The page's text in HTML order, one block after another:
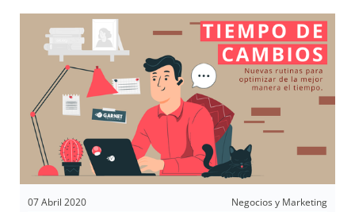
ocasionados
por ráfagas de viento o a la presencia de animales
con un peso inferior a 40 Kg.
07 Abril 2020 Negocios y Marketing